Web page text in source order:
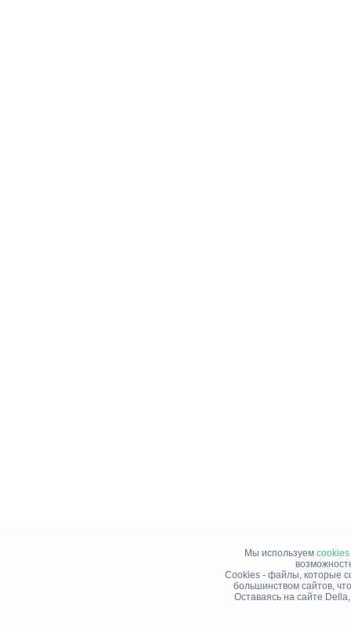
Мы используем cookies
Cookies - файлы, которые
большинством сайтов,
Оставаясь на сайте